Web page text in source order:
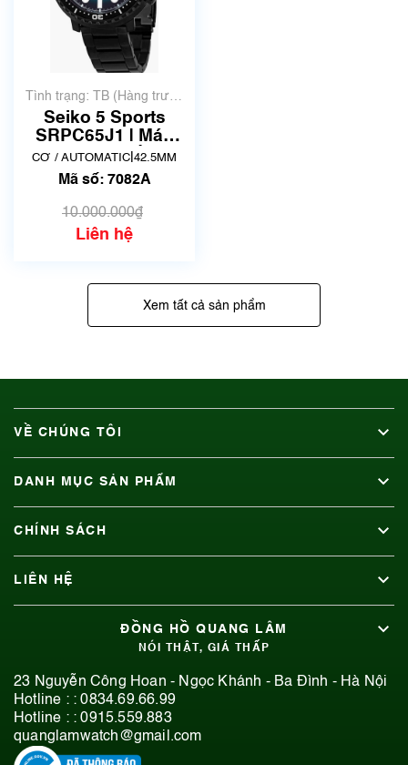
Tình trạng: TB (Hàng trưng
bày, thanh lý)
Seiko 5 Sports
SRPC65J1 | Máy
4R36A | Mã số 7817
CƠ / AUTOMATIC 42.5MM
Mã số: 7082A
10.000.000₫
Liên hệ
Xem tất cả sản phẩm
VỀ CHÚNG TÔI
DANH MỤC SẢN PHẨM
CHÍNH SÁCH
LIÊN HỆ
ĐỒNG HỒ QUANG LÂM
NÓI THẬT, GIÁ THẤP
23 Nguyễn Công Hoan - Ngọc Khánh - Ba Đình - Hà Nội
Hotline : :0834.69.66.99
Hotline : :0915.559.883
quanglamwatch@gmail.com